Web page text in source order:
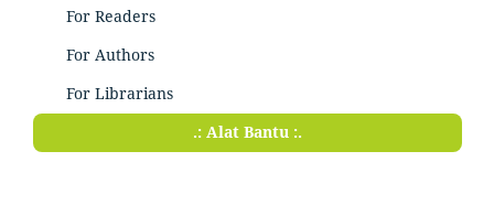
For Readers
For Authors
For Librarians
.: Alat Bantu :.